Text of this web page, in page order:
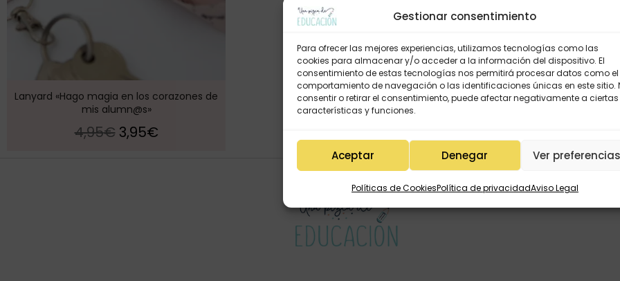
Gestionar consentimiento
Para ofrecer las mejores experiencias, utilizamos tecnologías como las
cookies para almacenar y/o acceder a la información del dispositivo. El
consentimiento de estas tecnologías nos permitirá procesar datos como el
comportamiento de navegación o las identificaciones únicas en este sitio.
consentir o retirar el consentimiento, puede afectar negativamente a ciertas
características y funciones.
Aceptar Denegar Ver
Políticas de CookiesPolítica de privacidadAviso Legal
Lanyard «Hago magia en los corazones de
mis alumn@s»
4,95€ 3,95€